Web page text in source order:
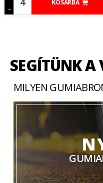
-
KOSÁRBA
SEGÍTÜNK
MILYEN